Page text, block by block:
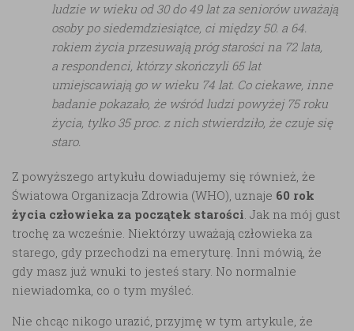
ludzie w wieku od 30 do 49 lat za seniorów uważają
osoby po siedemdziesiątce, ci między 50. a 64.
rokiem życia przesuwają próg starości na 72 lata,
a respondenci, którzy skończyli 65 lat
umiejscawiają go w wieku 74 lat. Co ciekawe, inne
badanie pokazało, że wśród ludzi powyżej 75 roku
życia, tylko 35 proc. z nich stwierdziło, że czuje się
staro.
Z powyższego artykułu dowiadujemy się również, że
Światowa Organizacja Zdrowia (WHO), uznaje 60 rok
życia człowieka za początek starości. Jak na mój gust
trochę za wcześnie. Niektórzy uważają człowieka za
starego, gdy przechodzi na emeryturę. Inni mówią, że
gdy masz już wnuki to jesteś stary. No normalnie
niewiadomka, co o tym myśleć.
Nie chcąc nikogo urazić, przyjmę w tym artykule, że